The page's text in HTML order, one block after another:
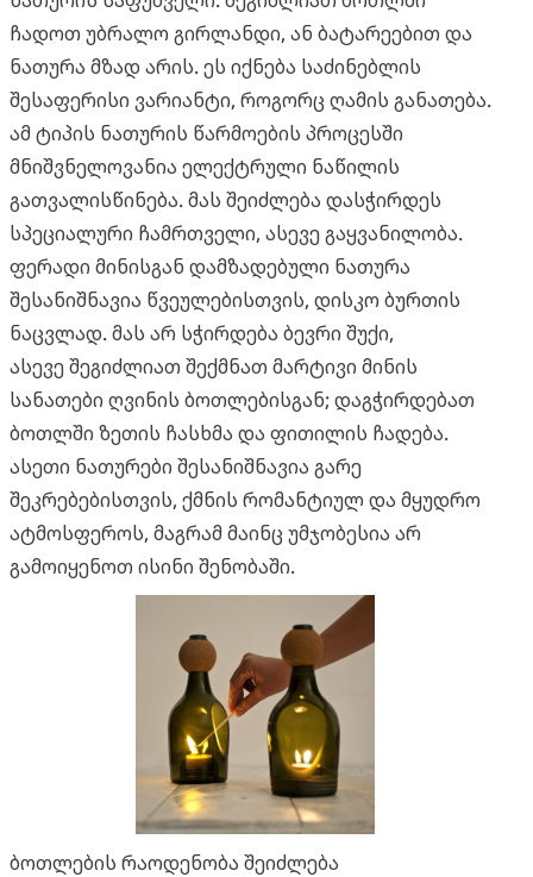
ჩადოთ უბრალო გირლანდი, ან ბატარეებით და
ნათურა მზად არის. ეს იქნება საძინებლის
შესაფერისი ვარიანტი, როგორც ღამის განათება.
ამ ტიპის ნათურის წარმოების პროცესში
მნიშვნელოვანია ელექტრული ნაწილის
გათვალისწინება. მას შეიძლება დასჭირდეს
სპეციალური ჩამრთველი, ასევე გაყვანილობა.
ფერადი მინისგან დამზადებული ნათურა
შესანიშნავია წვეულებისთვის, დისკო ბურთის
ნაცვლად. მას არ სჭირდება ბევრი შუქი,
ასევე შეგიძლიათ შექმნათ მარტივი მინის
სანათები ღვინის ბოთლებისგან; დაგჭირდებათ
ბოთლში ზეთის ჩასხმა და ფითილის ჩადება.
ასეთი ნათურები შესანიშნავია გარე
შეკრებებისთვის, ქმნის რომანტიულ და მყუდრო
ატმოსფეროს, მაგრამ მაინც უმჯობესია არ
გამოიყენოთ ისინი შენობაში.
ბოთლების რაოდენობა შეიძლება